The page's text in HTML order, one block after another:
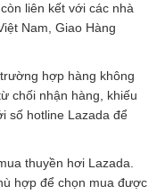
liên kết với các nhà
Nam, Giao Hàng
hợp hàng không
chối nhận hàng, khiếu
số hotline Lazada để
thuyền hơi Lazada.
hợp để chọn mua được